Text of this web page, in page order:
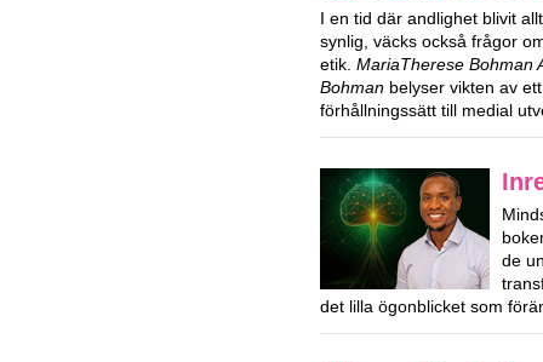
I en tid där andlighet blivit
synlig, väcks också frågor
etik. MariaTherese Bohman
Bohman belyser vikten av
förhållningssätt till medial
de
det lilla ögonblicket som